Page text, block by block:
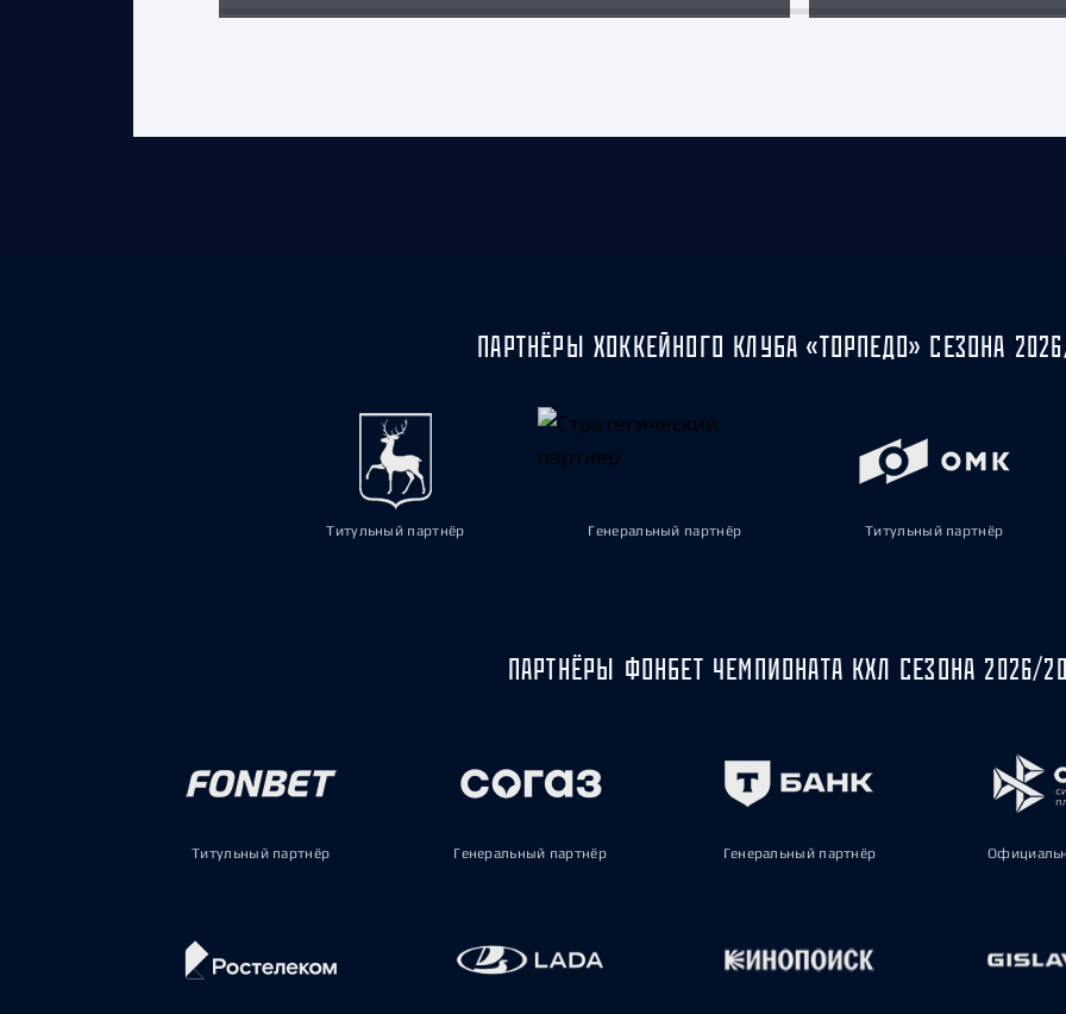
ПАРТНЁРЫ ХОККЕЙНОГО КЛУБА «ТОРПЕДО» СЕЗОНА
Титульный партнёр Генеральный партнёр Титульный партнёр
ПАРТНЁРЫ ФОНБЕТ ЧЕМПИОНАТА КХЛ СЕЗОНА 2026/
Титульный партнёр Генеральный партнёр Генеральный партнёр